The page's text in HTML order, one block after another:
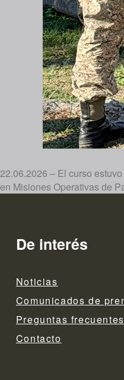
22.06.2026 – El curso
en Misiones Operativas de
De interés
Noticias
Comunicados de
Preguntas frecuentes
Contacto